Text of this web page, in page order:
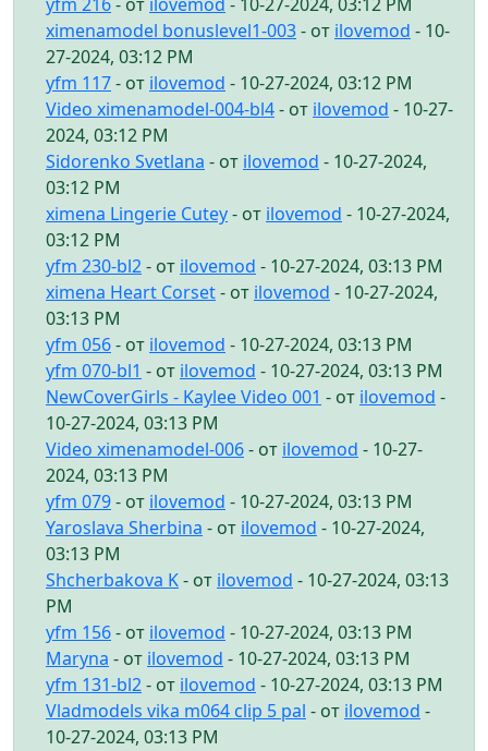
ximenamodel bonuslevel1-003- от ilovemod - 10-
27-2024, 03:12 PM
yfm 117- от ilovemod - 10-27-2024, 03:12 PM
Video ximenamodel-004-bl4- от ilovemod - 10-27-
2024, 03:12 PM
Sidorenko Svetlana - от ilovemod - 10-27-2024,
03:12 PM
ximena Lingerie Cutey- от ilovemod - 10-27-2024,
03:12 PM
yfm 230-bl2- от ilovemod - 10-27-2024, 03:13 PM
ximena Heart Corset- от ilovemod - 10-27-2024,
03:13 PM
yfm 056- от ilovemod - 10-27-2024, 03:13 PM
yfm 070-bl1 - от ilovemod - 10-27-2024, 03:13 PM
NewCoverGirls - Kaylee Video 001 - от ilovemod -
10-27-2024, 03:13 PM
Video ximenamodel-006- от ilovemod - 10-27-
2024, 03:13 PM
yfm 079- от ilovemod - 10-27-2024, 03:13 PM
Yaroslava Sherbina - от ilovemod - 10-27-2024,
03:13 PM
Shcherbakova K- от ilovemod - 10-27-2024, 03:13
PM
yfm 156- от ilovemod - 10-27-2024, 03:13 PM
Maryna - от ilovemod - 10-27-2024, 03:13 PM
yfm 131-bl2- от ilovemod - 10-27-2024, 03:13 PM
Vladmodels vika m064 clip 5 pal - от ilovemod -
10-27-2024, 03:13 PM